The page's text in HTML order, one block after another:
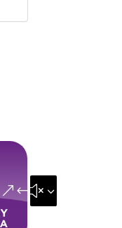
&#x35;